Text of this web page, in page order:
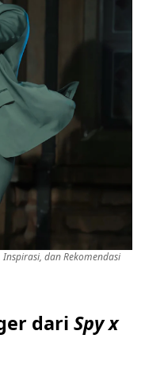
dan Rekomendasi
dari Spy x